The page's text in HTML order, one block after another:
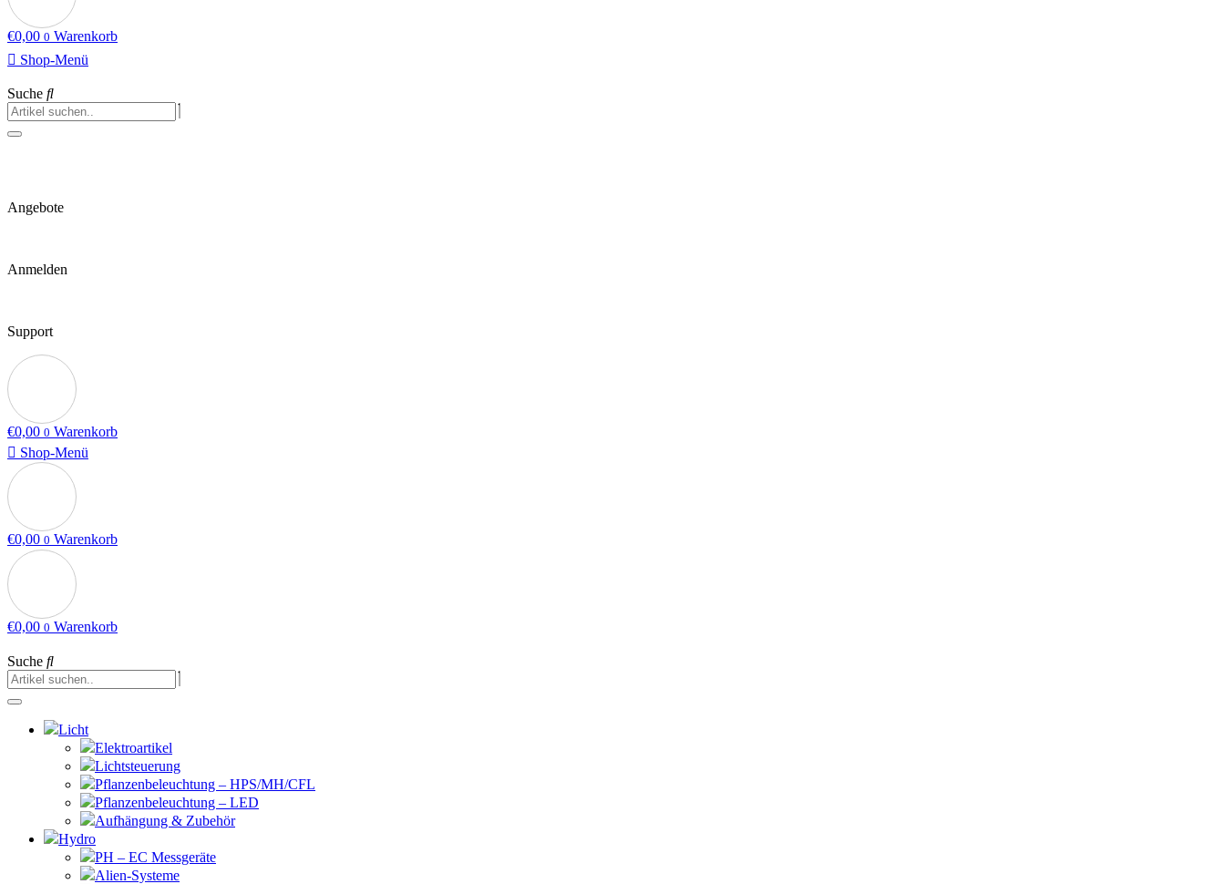
€0,00 0 Warenkorb
Shop-Menü
Suche
Angebote
Anmelden
Support
€0,00 0 Warenkorb
Shop-Menü
€0,00 0 Warenkorb
€0,00 0 Warenkorb
Suche
Licht
Elektroartikel
Lichtsteuerung
Pflanzenbeleuchtung – HPS/MH/CFL
Pflanzenbeleuchtung – LED
Aufhängung & Zubehör
Hydro
PH – EC Messgeräte
Alien-Systeme